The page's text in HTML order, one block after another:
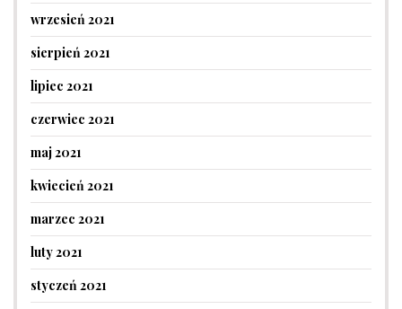
wrzesień 2021
sierpień 2021
lipiec 2021
czerwiec 2021
maj 2021
kwiecień 2021
marzec 2021
luty 2021
styczeń 2021